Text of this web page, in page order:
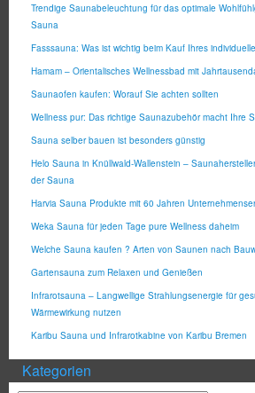
Trendige Saunabeleuchtung für das optimale
Sauna
Fasssauna: Was ist wichtig beim Kauf Ihres
Hamam – Orientalisches Wellnessbad mit
Saunaofen kaufen: Worauf Sie achten sollten
Wellness pur: Das richtige Saunazubehör macht Ihre
Sauna selber bauen ist besonders günstig
Helo Sauna in Knüllwald-Wallenstein –
der Sauna
Harvia Sauna Produkte mit 60 Jahren
Weka Sauna für jeden Tage pure Wellness daheim
Welche Sauna kaufen ? Arten von Saunen nach
Gartensauna zum Relaxen und Genießen
Infrarotsauna – Langwellige Strahlungsenergie für
Wärmewirkung nutzen
Karibu Sauna und Infrarotkabine von Karibu Bremen
Kategorien